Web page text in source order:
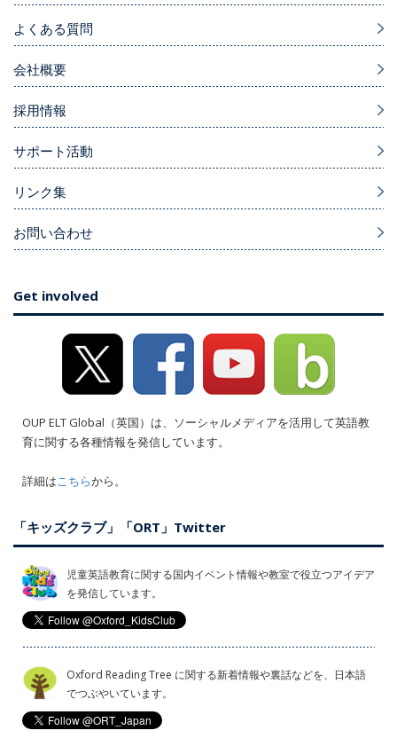
よくある質問
会社概要
採用情報
サポート活動
リンク集
お問い合わせ
Get involved
OUP ELT Global（英国）は、ソーシャルメディアを活用して英語教
育に関する各種情報を発信しています。
詳細はこちらから。
「キッズクラブ」「ORT」Twitter
児童英語教育に関する国内イベント情報や教室で役立つアイデア
を発信しています。
Oxford Reading Tree に関する新着情報や裏話などを、日本語
でつぶやいています。